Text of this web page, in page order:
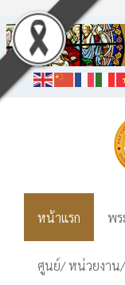
หน้าแรก พร
ศูนย์/ หน่วยงาน